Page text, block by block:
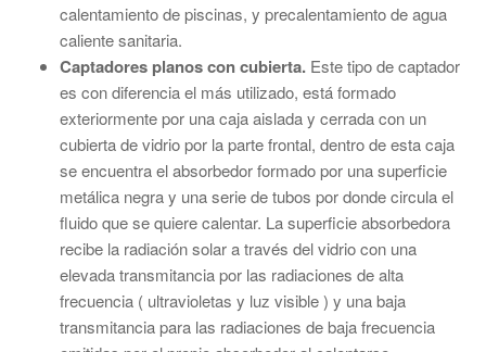
calentamiento de piscinas, y precalentamiento de agua
caliente sanitaria.
Captadores planos con cubierta. Este tipo de captador
es con diferencia el más utilizado, está formado
exteriormente por una caja aislada y cerrada con un
cubierta de vidrio por la parte frontal, dentro de esta caja
se encuentra el absorbedor formado por una superficie
metálica negra y una serie de tubos por donde circula el
fluido que se quiere calentar. La superficie absorbedora
recibe la radiación solar a través del vidrio con una
elevada transmitancia por las radiaciones de alta
frecuencia ( ultravioletas y luz visible ) y una baja
transmitancia para las radiaciones de baja frecuencia